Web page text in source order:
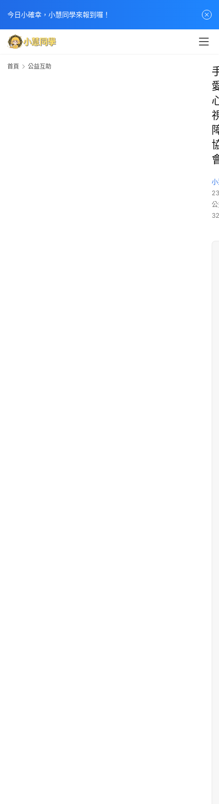
今日小確幸，小慧同學來報到囉！
首頁 公益互助